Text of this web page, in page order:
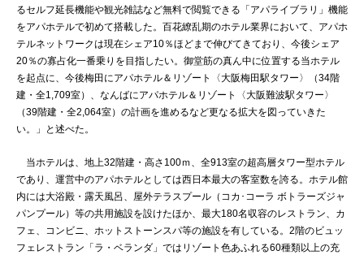
るセルフ延長機能や観光雑誌など無料で閲覧できる「アパライブラリ」機能
をアパホテルで初めて搭載した。百花繚乱期のホテル業界において、アパホ
テルネットワークは現在シェア10％ほどまで伸びてきており、今後シェア
20％の寡占化一番乗りを目指したい。御堂筋の真ん中に位置する当ホテル
を起点に、今後梅田にアパホテル＆リゾート〈大阪梅田駅タワー〉（34階
建・全1,709室）、なんばにアパホテル＆リゾート〈大阪難波駅タワー〉
（39階建・全2,064室）の計画を進めるなど更なる拡大を図っていきた
い。」と述べた。
当ホテルは、地上32階建・高さ100ｍ、全913室の超高層タワー型ホテル
であり、運営中のアパホテルとしては西日本最大の客室数を誇る。ホテル館
内には大浴殿・露天風呂、屋外テラスプール（コカ･コーラ ボトラーズジャ
パンプール）等の共用施設を設けたほか、最大180名収容のレストラン、カ
フェ、コンビニ、ホットストーンスパ等の施設を有している。2階のビュッ
フェレストラン「ラ・ベランダ」ではリゾート色あふれる60種類以上の充